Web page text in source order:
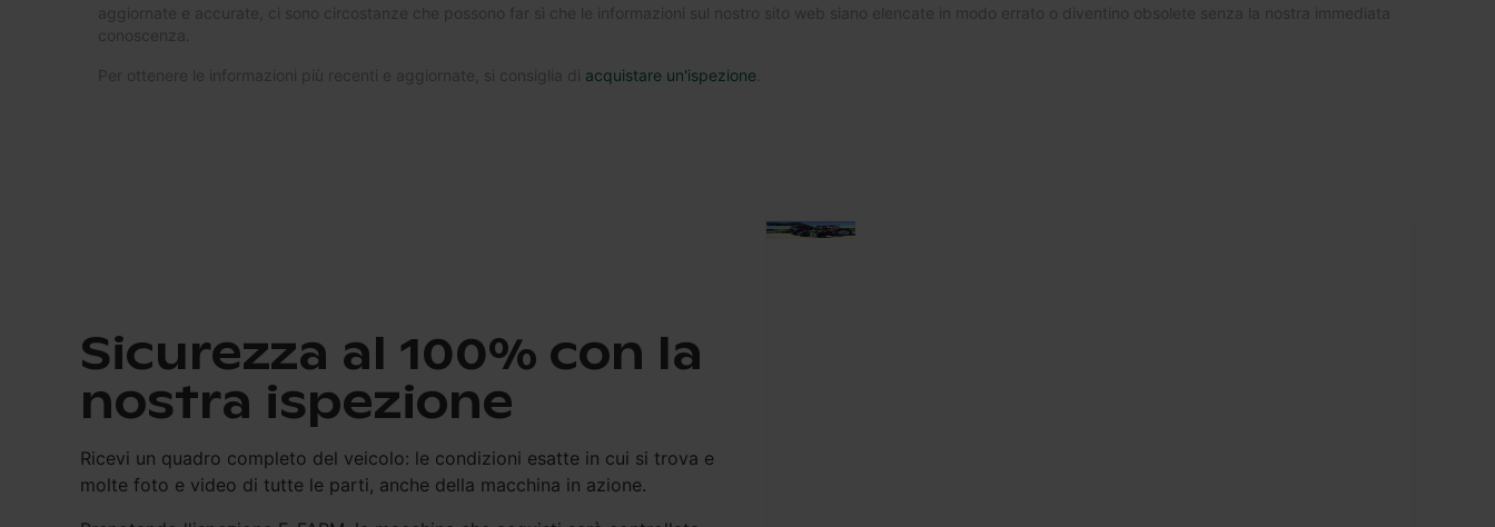
aggiornate e accurate, ci sono circostanze che possono far sì che le informazioni sul nostro sito web siano elencate in modo errato o diventino obsolete senza la nostra immediata
conoscenza.
Per ottenere le informazioni più recenti e aggiornate, si consiglia di acquistare un'ispezione
Sicurezza al 100% con la
nostra ispezione
Ricevi un quadro completo del veicolo: le condizioni esatte in cui si trova e
molte foto e video di tutte le parti, anche della macchina in azione.